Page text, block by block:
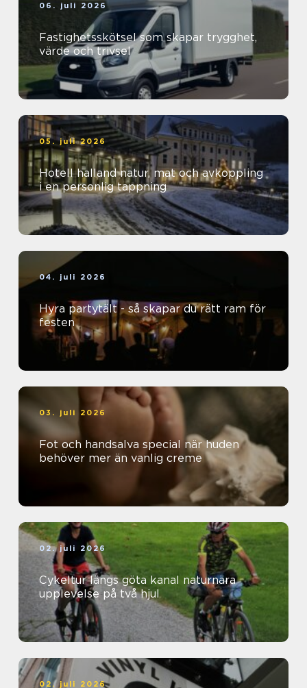
06. juli 2026
Fastighetsskötsel som skapar trygghet,
värde och trivsel
05. juli 2026
Hotell halland natur, mat och avkoppling
i en personlig tappning
04. juli 2026
Hyra partytält - så skapar du rätt ram för
festen
03. juli 2026
Fot och handsalva special när huden
behöver mer än vanlig creme
02. juli 2026
Cykeltur längs göta kanal naturnära
upplevelse på två hjul
02. juli 2026